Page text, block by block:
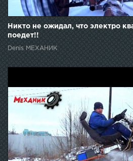
Никто не ожидал, что электро
поедет!!
Denis МЕХАНИК